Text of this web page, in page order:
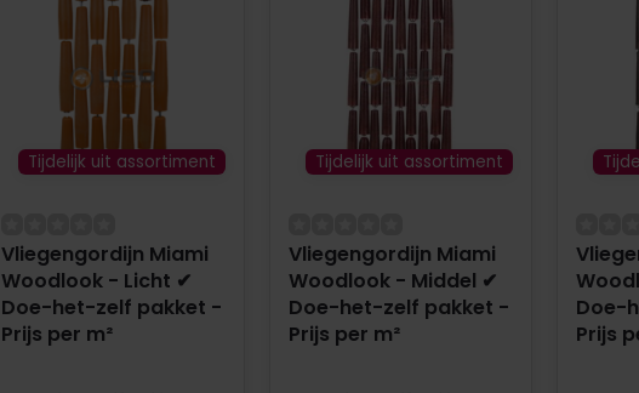
Tijdelijk uit assortiment
Vliegengordijn Miami
Woodlook - Licht ✔
Doe-het-zelf pakket -
Prijs per m²
Tijdelijk uit assortiment
Vliegengordijn Miami
Woodlook - Middel ✔
Doe-het-zelf pakket -
Prijs per m²
Doe-
Prijs